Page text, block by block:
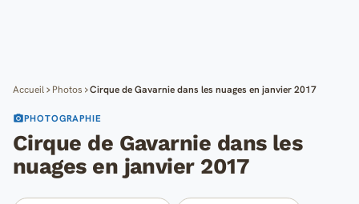
Accueil Photos Cirque de Gavarnie dans les nuages en janvier 2017
PHOTOGRAPHIE
Cirque de Gavarnie dans les
nuages en janvier 2017